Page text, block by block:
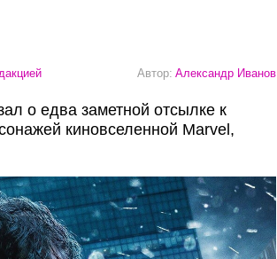
Автор: Александр Иванов
о едва заметной отсылке к
киновселенной Marvel,